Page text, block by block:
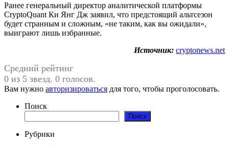
Ранее генеральный директор аналитической платформы
CryptoQuant Ки Янг Дж заявил, что предстоящий альтсезон
будет странным и сложным, «не таким, как вы ожидали»,
выиграют лишь избранные.
Источник: cryptonews.net
Средний рейтинг
0 из 5 звезд. 0 голосов.
Вам нужно авторизироваться для того, чтобы проголосовать.
Поиск
Поиск
Рубрики